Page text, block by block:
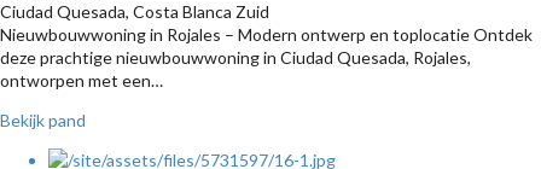
Ciudad Quesada, Costa Blanca Zuid
Nieuwbouwwoning in Rojales – Modern ontwerp en toplocatie Ontdek
deze prachtige nieuwbouwwoning in Ciudad Quesada, Rojales,
ontworpen met een…
Bekijk pand